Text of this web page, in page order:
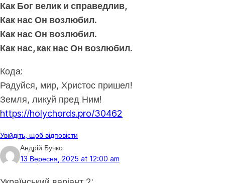
Как Бог велик и справедлив,
Как нас Он возлюбил.
Как нас Он возлюбил.
Как нас, как нас Он возлюбил.
Кода:
Радуйся, мир, Христос пришел!
Земля, ликуй пред Ним!
https://holychords.pro/30462
Увійдіть, щоб відповісти
Андрій Бучко
13 Вересня, 2025 at 12:00 am